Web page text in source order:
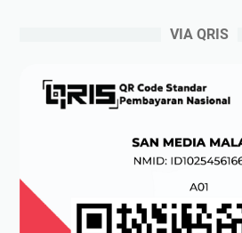
VIA QRIS